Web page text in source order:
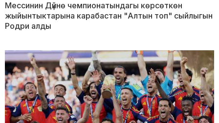
Мессинин Дүйнө чемпионатындагы көрсөткөн
жыйынтыктарына карабастан "Алтын топ" сыйлыгын
Родри алды